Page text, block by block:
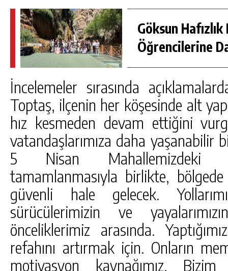
Göksun Hafızlık
Öğrencilerine
İncelemeler sırasında
Toptaş, ilçenin her köşesinde alt
hız kesmeden devam ettiğini
vatandaşlarımıza daha
5 Nisan Mahallemizdeki
tamamlanmasıyla birlikte,
güvenli hale gelecek.
sürücülerimizin ve
önceliklerimiz arasında.
refahını artırmak için. Onların
motivasyon kaynağımız.